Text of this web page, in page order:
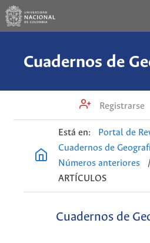
Registrarse
Está en: Portal de
Cuadernos de
Números anteriores
/
ARTÍCULOS
Cuadernos de